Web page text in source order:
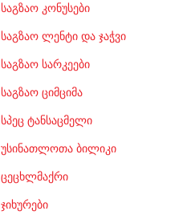
საგზაო კონუსები
საგზაო ლენტი და ჯაჭვი
საგზაო სარკეები
საგზაო ციმციმა
სპეც ტანსაცმელი
უსინათლოთა ბილიკი
ცეცხლმაქრი
ჯიხურები